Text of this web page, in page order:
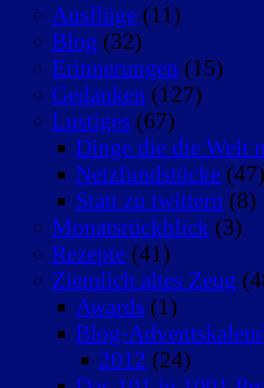
Ausflüge (11)
Blog (32)
Erinnerungen (15)
Gedanken (127)
Lustiges (67)
Dinge die die Welt
Netzfundstücke
Statt zu twittern (8)
Monatsrückblick (3)
Rezepte (41)
Ziemlich altes Zeug
Awards (1)
Blog-
2012 (24)